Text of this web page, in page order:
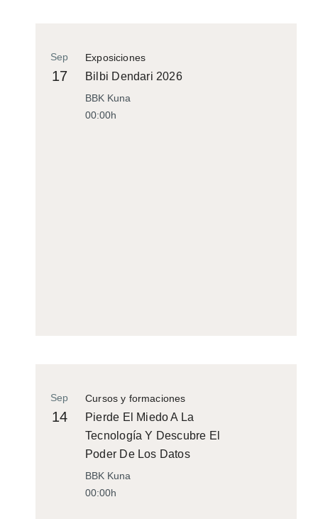
Exposiciones
Sep
17 Bilbi Dendari 2026
BBK Kuna
00:00h
Cursos y formaciones
Sep
14
Pierde El Miedo A La
Tecnología Y Descubre El
Poder De Los Datos
BBK Kuna
00:00h